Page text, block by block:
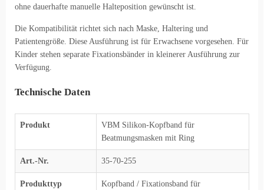
ohne dauerhafte manuelle Halteposition gewünscht ist.
Die Kompatibilität richtet sich nach Maske, Haltering und
Patientengröße. Diese Ausführung ist für Erwachsene vorgesehen. Für
Kinder stehen separate Fixationsbänder in kleinerer Ausführung zur
Verfügung.
Technische Daten
Produkt
VBM Silikon-Kopfband für
Beatmungsmasken mit Ring
Art.-Nr. 35-70-255
Produkttyp
Kopfband / Fixationsband für